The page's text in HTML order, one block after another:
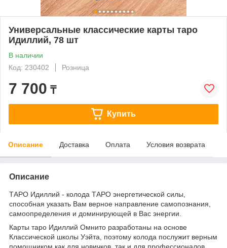
Универсальные классические карты таро
Идиллий, 78 шт
В наличии
Код: 230402
Розница
7 700 ₸
Купить
Описание Доставка Оплата Условия возврата
Описание
ТАРО Идиллий - колода ТАРО энергетической силы,
способная указать Вам верное направление самопознания,
самоопределения и доминирующей в Вас энергии.
Карты таро Идиллий Омнито разработаны на основе
Классической школы Уэйта, поэтому колода послужит верным
помощником как для новичков, так и для профессионалов.